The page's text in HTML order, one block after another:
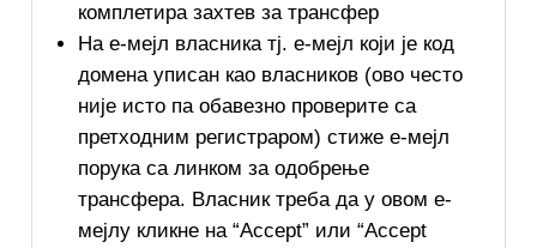
комплетира захтев за трансфер
На е-мејл власника тј. е-мејл који је код
домена уписан као власников (ово често
није исто па обавезно проверите са
претходним регистраром) стиже е-мејл
порука са линком за одобрење
трансфера. Власник треба да у овом е-
мејлу кликне на “Accept” или “Accept